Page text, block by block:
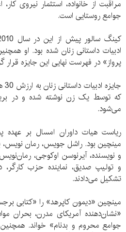
مراقبت از خانواده، استثمار نیروی
جوامع روستایی است.
پرواز» در فهرست نهایی این جایزه قرار
که توسط یک زن نوشته شده و در
می‌شود.
ریاست هیات داوران امسال بر عهده
مینچین بود. راشل جویس، رمان نویس،
و نویسنده، آیرنوسن اوکوجی،
و تولیپ صدیق، نماینده حزب کارگر،
تشکیل می‌دادند.
مینچین «دیمون کاپرهد» را «کتابی
«نشان‌دهنده آمریکای مدرن، بحران
جوامع محروم و بدنام» خواند.